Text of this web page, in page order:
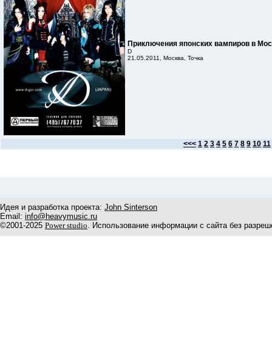
Приключения японских вампиров в
D
21.05.2011, Москва, Точка
<<< 1 2 3 4 5 6 7 8 9 10 11
Идея и разработка проекта: John Sinterson
Email: info@heavymusic.ru
©2001-2025 Power studio. Использование информации с сайта без